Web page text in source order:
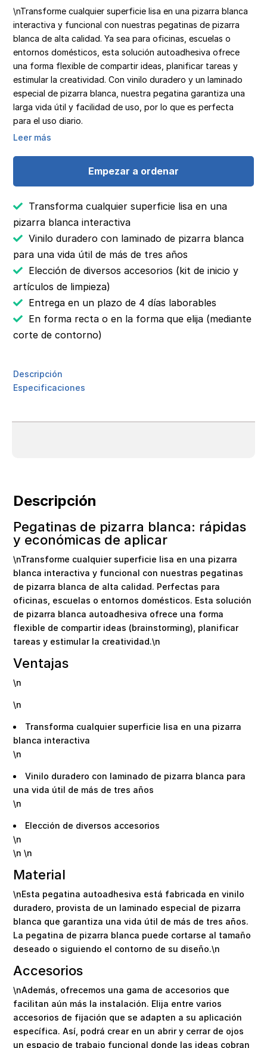
\nTransforme cualquier superficie lisa en una pizarra blanca
interactiva y funcional con nuestras pegatinas de pizarra
blanca de alta calidad. Ya sea para oficinas, escuelas o
entornos domésticos, esta solución autoadhesiva ofrece
una forma flexible de compartir ideas, planificar tareas y
estimular la creatividad. Con vinilo duradero y un laminado
especial de pizarra blanca, nuestra pegatina garantiza una
larga vida útil y facilidad de uso, por lo que es perfecta
para el uso diario.
Leer más
Empezar a ordenar
Transforma cualquier superficie lisa en una
pizarra blanca interactiva
Vinilo duradero con laminado de pizarra blanca
para una vida útil de más de tres años
Elección de diversos accesorios (kit de inicio y
artículos de limpieza)
Entrega en un plazo de 4 días laborables
En forma recta o en la forma que elija (mediante
corte de contorno)
Descripción
Especificaciones
Descripción
Pegatinas de pizarra blanca: rápidas
y económicas de aplicar
\nTransforme cualquier superficie lisa en una pizarra
blanca interactiva y funcional con nuestras pegatinas
de pizarra blanca de alta calidad. Perfectas para
oficinas, escuelas o entornos domésticos. Esta solución
de pizarra blanca autoadhesiva ofrece una forma
flexible de compartir ideas (brainstorming), planificar
tareas y estimular la creatividad.\n
Ventajas
\n
\n
Transforma cualquier superficie lisa en una pizarra
blanca interactiva
\n
Vinilo duradero con laminado de pizarra blanca para
una vida útil de más de tres años
\n
Elección de diversos accesorios
\n
\n \n
Material
\nEsta pegatina autoadhesiva está fabricada en vinilo
duradero, provista de un laminado especial de pizarra
blanca que garantiza una vida útil de más de tres años.
La pegatina de pizarra blanca puede cortarse al tamaño
deseado o siguiendo el contorno de su diseño.\n
Accesorios
\nAdemás, ofrecemos una gama de accesorios que
facilitan aún más la instalación. Elija entre varios
accesorios de fijación que se adapten a su aplicación
específica. Así, podrá crear en un abrir y cerrar de ojos
un espacio de trabajo funcional donde las ideas cobran